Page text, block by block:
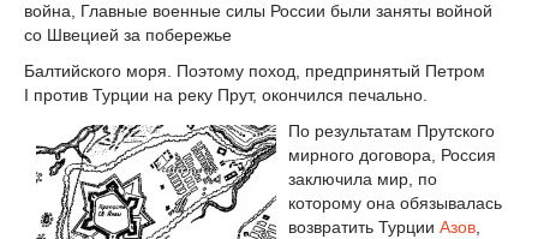
война, Главные военные силы России были заняты войной
со Швецией за побережье
Балтийского моря. Поэтому поход, предпринятый Петром
I против Турции на реку Прут, окончился печально.
По результатам Прутского
мирного договора, Россия
заключила мир, по
которому она обязывалась
возвратить Турции Азов